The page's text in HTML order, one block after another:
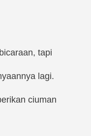
tapi
lagi.
ciuman